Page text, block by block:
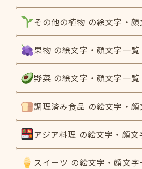
その他の植物 の絵文字・
果物 の絵文字・顔文字一覧
野菜 の絵文字・顔文字一覧
調理済み食品 の絵文字・
アジア料理 の絵文字・顔文
スイーツ の絵文字・顔文字